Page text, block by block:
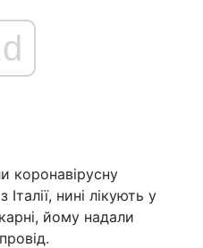
коронавірусну
нині лікують у
йому надали